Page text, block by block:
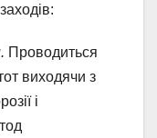
Проводиться
виходячи з
і